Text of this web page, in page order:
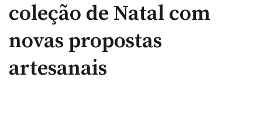
coleção de Natal com
novas propostas
artesanais